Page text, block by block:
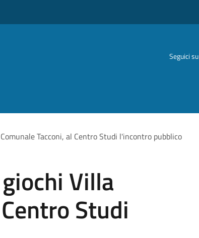
Seguici su
Tacconi, al Centro Studi l'incontro pubblico
Villa
Studi